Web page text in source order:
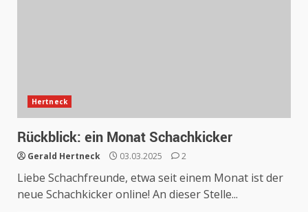
Hertneck
Rückblick: ein Monat Schachkicker
Gerald Hertneck 03.03.2025 2
Liebe Schachfreunde, etwa seit einem Monat ist der
neue Schachkicker online! An dieser Stelle...